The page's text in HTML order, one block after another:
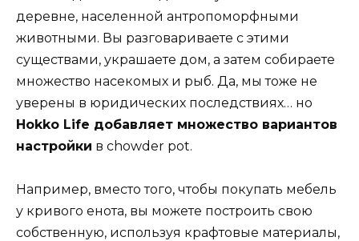
деревне, населенной антропоморфными
животными. Вы разговариваете с этими
существами, украшаете дом, а затем собираете
множество насекомых и рыб. Да, мы тоже не
уверены в юридических последствиях… но
Hokko Life добавляет множество вариантов
настройки в chowder pot.
Например, вместо того, чтобы покупать мебель
у кривого енота, вы можете построить свою
собственную, используя крафтовые материалы,